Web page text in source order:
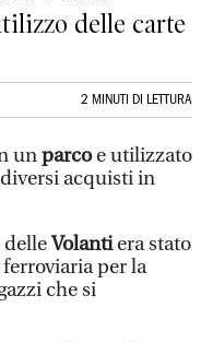
delle carte
2 MINUTI DI LETTURA
unparcoe utilizzato
acquisti in
delleVolantiera stato
ferroviaria per la
che si